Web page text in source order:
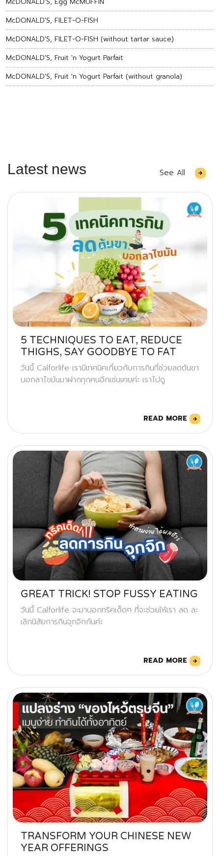
McDONALD'S, FILET-O-FISH
McDONALD'S, FILET-O-FISH (without tartar sauce)
McDONALD'S, Fruit 'n Yogurt Parfait
McDONALD'S, Fruit 'n Yogurt Parfait (without granola)
Latest news See All
5 TECHNIQUES TO EAT, REDUCE
THIGHS, SAY GOODBYE TO FAT
วันนี้ Calforlife เรามีเทคนิคเกี่ยวกับการกินที่ช่วยลดต้นขา
บอกลาไขมันมาฝากทุกคนอีกเช่นเคยค่ะ เราไปดู
READ MORE
GREAT TRICK! STOP FUSSY EATING
วันนี้ Calforlife จะมาบอกทริคเด็ดๆ ที่จะช่วยให้เรา ลด ละ
เลิกนิสัยการกินจุกจิกกันค่ะ
READ MORE
TRANSFORM YOUR CHINESE NEW
YEAR OFFERINGS